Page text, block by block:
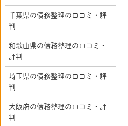
千葉県の債務整理の口コミ・評
判
和歌山県の債務整理の口コミ・
評判
埼玉県の債務整理の口コミ・評
判
大阪府の債務整理の口コミ・評
判